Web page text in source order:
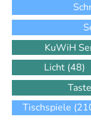
KuWiH
Licht (48)
Tischspiele